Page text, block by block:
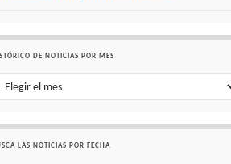
DE NOTICIAS POR MES
de noticias por mes
LAS NOTICIAS POR FECHA